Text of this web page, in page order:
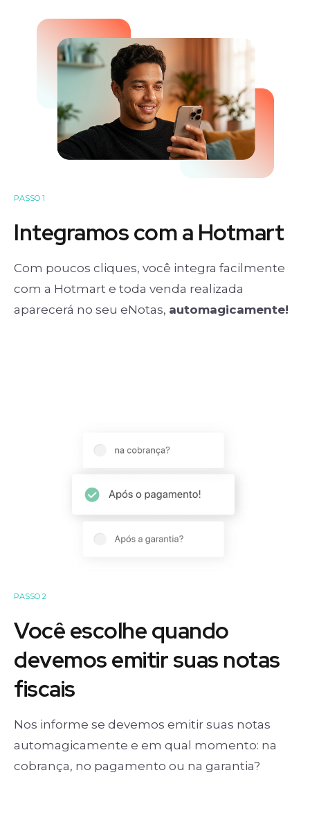
PASSO 1
Integramos com a Hotmart
Com poucos cliques, você integra facilmente
com a Hotmart e toda venda realizada
aparecerá no seu eNotas, automagicamente!
PASSO 2
Você escolhe quando
devemos emitir suas notas
fiscais
Nos informe se devemos emitir suas notas
automagicamente e em qual momento: na
cobrança, no pagamento ou na garantia?